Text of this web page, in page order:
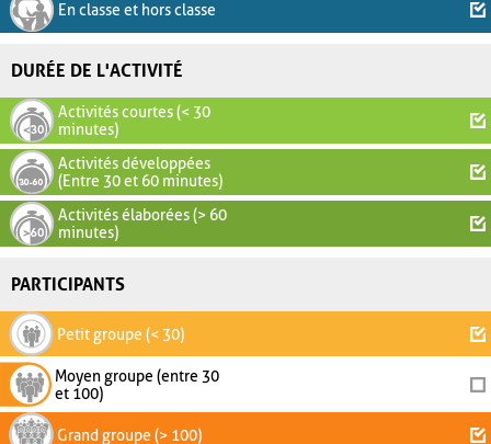
En classe et hors classe
DURÉE DE L'ACTIVITÉ
Activités courtes (< 30
minutes)
Activités développées
(Entre 30 et 60 minutes)
Activités élaborées (> 60
minutes)
PARTICIPANTS
Petit groupe (< 30)
Moyen groupe (entre 30
et 100)
Grand groupe (> 100)